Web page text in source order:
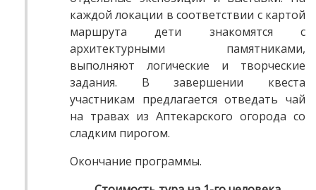
каждой локации в соответствии с картой
маршрута дети знакомятся с
архитектурными памятниками,
выполняют логические и творческие
задания. В завершении квеста
участникам предлагается отведать чай
на травах из Аптекарского огорода со
сладким пирогом.
Окончание программы.